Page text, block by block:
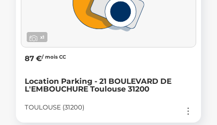
x1
87 €/ mois CC
Location Parking - 21 BOULEVARD DE
L'EMBOUCHURE Toulouse 31200
TOULOUSE (31200)